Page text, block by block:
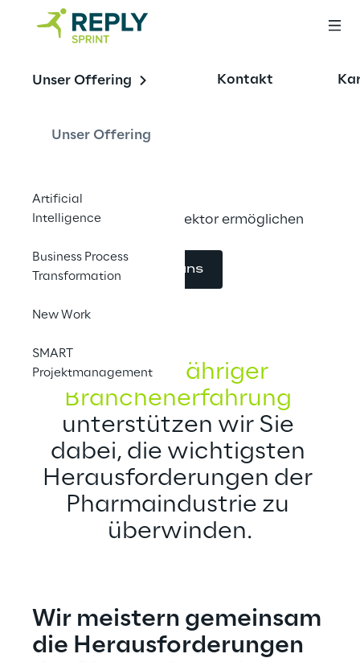
Unser Offering
Unser Offering
Artificial
Intelligence
Business Process
Transformation
New Work
SMART
Projektmanagement
Kontakt
Pharma Consulting
Services
Innovation im Pharmasektor ermöglichen
Kontaktieren Sie uns
Mit langjähriger
Branchenerfahrung
unterstützen wir Sie
dabei, die wichtigsten
Herausforderungen der
Pharmaindustrie zu
überwinden.
Wir meistern gemeinsam
die Herausforderungen